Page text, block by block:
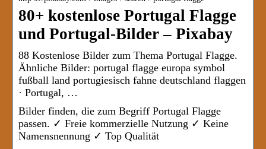
80+ kostenlose Portugal Flagge
und Portugal-Bilder – Pixabay
88 Kostenlose Bilder zum Thema Portugal Flagge.
Ähnliche Bilder: portugal flagge europa symbol
fußball land portugiesisch fahne deutschland flaggen
· Portugal, …
Bilder finden, die zum Begriff Portugal Flagge
passen. ✓ Freie kommerzielle Nutzung ✓ Keine
Namensnennung ✓ Top Qualität